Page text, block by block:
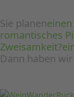
Sie planen
romantisches
Zweisamkeit?
Dann haben